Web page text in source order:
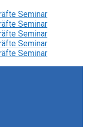
Seminar
Seminar
Seminar
Seminar
Seminar